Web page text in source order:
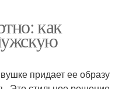
как
придает ее образу